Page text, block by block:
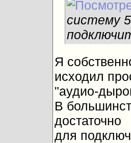
систему
Я
исходил
"аудио-
В
достаточно
для